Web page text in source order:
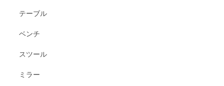
テーブル
ベンチ
スツール
ミラー